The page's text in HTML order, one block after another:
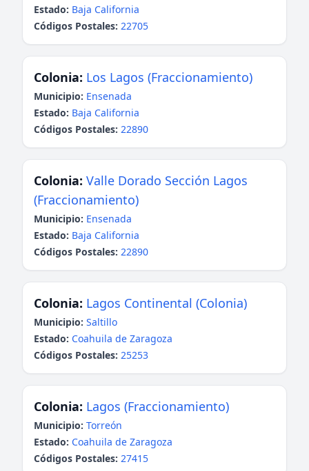
Estado: Baja California
Códigos Postales: 22705
Colonia: Los Lagos (Fraccionamiento)
Municipio: Ensenada
Estado: Baja California
Códigos Postales: 22890
Colonia: Valle Dorado Sección Lagos
(Fraccionamiento)
Municipio: Ensenada
Estado: Baja California
Códigos Postales: 22890
Colonia: Lagos Continental (Colonia)
Municipio: Saltillo
Estado: Coahuila de Zaragoza
Códigos Postales: 25253
Colonia: Lagos (Fraccionamiento)
Municipio: Torreón
Estado: Coahuila de Zaragoza
Códigos Postales: 27415